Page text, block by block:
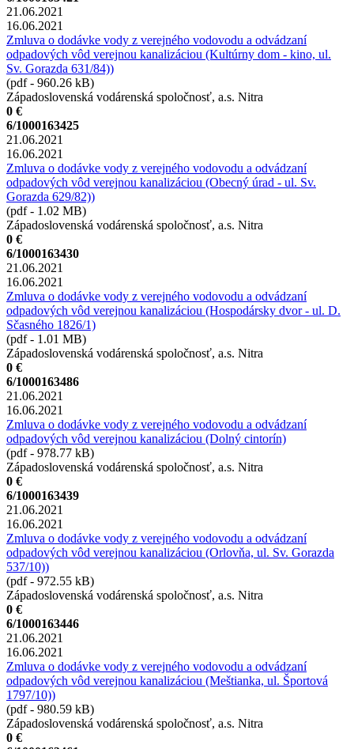
21.06.2021
16.06.2021
Zmluva o dodávke vody z verejného vodovodu a odvádzaní
odpadových vôd verejnou kanalizáciou (Kultúrny dom - kino, ul.
Sv. Gorazda 631/84))
(pdf - 960.26 kB)
Západoslovenská vodárenská spoločnosť, a.s. Nitra
0 €
6/1000163425
21.06.2021
16.06.2021
Zmluva o dodávke vody z verejného vodovodu a odvádzaní
odpadových vôd verejnou kanalizáciou (Obecný úrad - ul. Sv.
Gorazda 629/82))
(pdf - 1.02 MB)
Západoslovenská vodárenská spoločnosť, a.s. Nitra
0 €
6/1000163430
21.06.2021
16.06.2021
Zmluva o dodávke vody z verejného vodovodu a odvádzaní
odpadových vôd verejnou kanalizáciou (Hospodársky dvor - ul. D.
Sčasného 1826/1)
(pdf - 1.01 MB)
Západoslovenská vodárenská spoločnosť, a.s. Nitra
0 €
6/1000163486
21.06.2021
16.06.2021
Zmluva o dodávke vody z verejného vodovodu a odvádzaní
odpadových vôd verejnou kanalizáciou (Dolný cintorín)
(pdf - 978.77 kB)
Západoslovenská vodárenská spoločnosť, a.s. Nitra
0 €
6/1000163439
21.06.2021
16.06.2021
Zmluva o dodávke vody z verejného vodovodu a odvádzaní
odpadových vôd verejnou kanalizáciou (Orlovňa, ul. Sv. Gorazda
537/10))
(pdf - 972.55 kB)
Západoslovenská vodárenská spoločnosť, a.s. Nitra
0 €
6/1000163446
21.06.2021
16.06.2021
Zmluva o dodávke vody z verejného vodovodu a odvádzaní
odpadových vôd verejnou kanalizáciou (Meštianka, ul. Športová
1797/10))
(pdf - 980.59 kB)
Západoslovenská vodárenská spoločnosť, a.s. Nitra
0 €